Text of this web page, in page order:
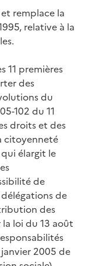
remplace la
relative à la
11 premières
des
du
102 du 11
droits et des
citoyenneté
élargit le
de
de
des
loi du 13 août
2005 de